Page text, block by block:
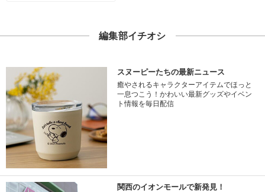
編集部イチオシ
スヌーピーたちの最新ニュース
癒やされるキャラクターアイテムでほっと
一息つこう！かわいい最新グッズやイベン
ト情報を毎日配信
関西のイオンモールで新発見！